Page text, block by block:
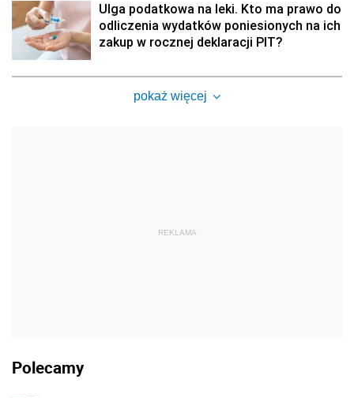
Ulga podatkowa na leki. Kto ma prawo do
odliczenia wydatków poniesionych na ich
zakup w rocznej deklaracji PIT?
pokaż więcej
REKLAMA
Polecamy